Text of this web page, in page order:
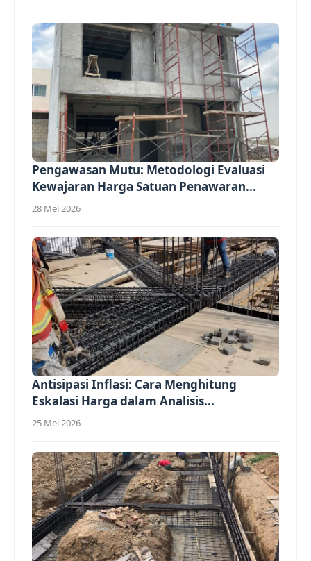
Pengawasan Mutu: Metodologi Evaluasi
Kewajaran Harga Satuan Penawaran...
28 Mei 2026
Antisipasi Inflasi: Cara Menghitung
Eskalasi Harga dalam Analisis...
25 Mei 2026